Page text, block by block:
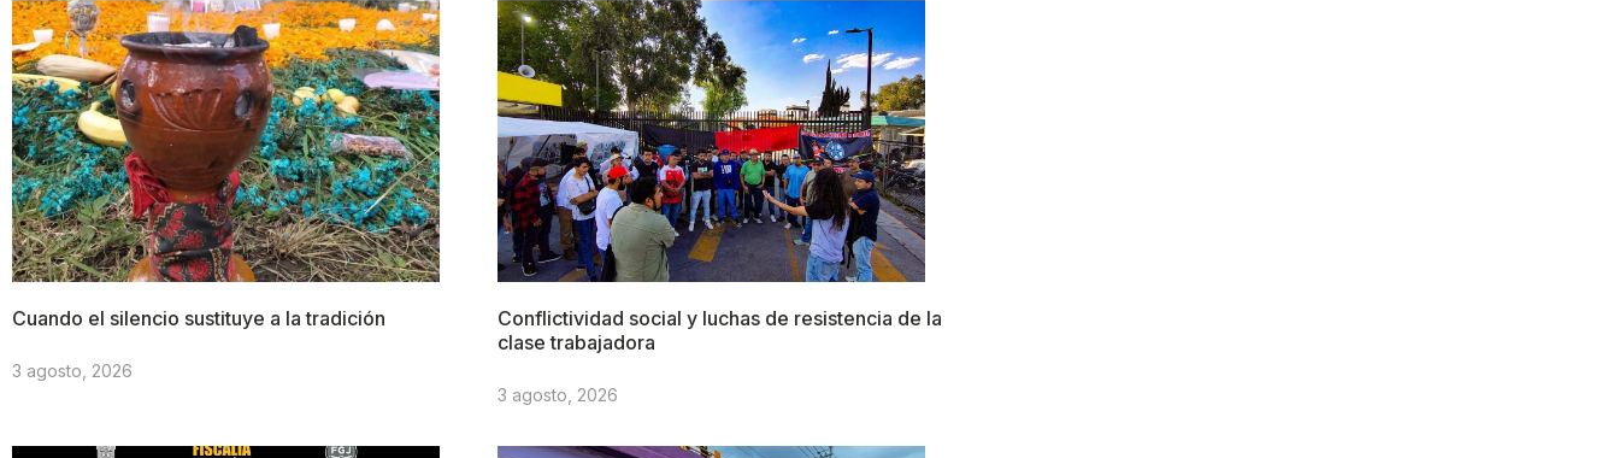
Cuando el silencio sustituye a la tradición
3 agosto, 2026
Conflictividad social y luchas de resistencia de la
clase trabajadora
3 agosto, 2026